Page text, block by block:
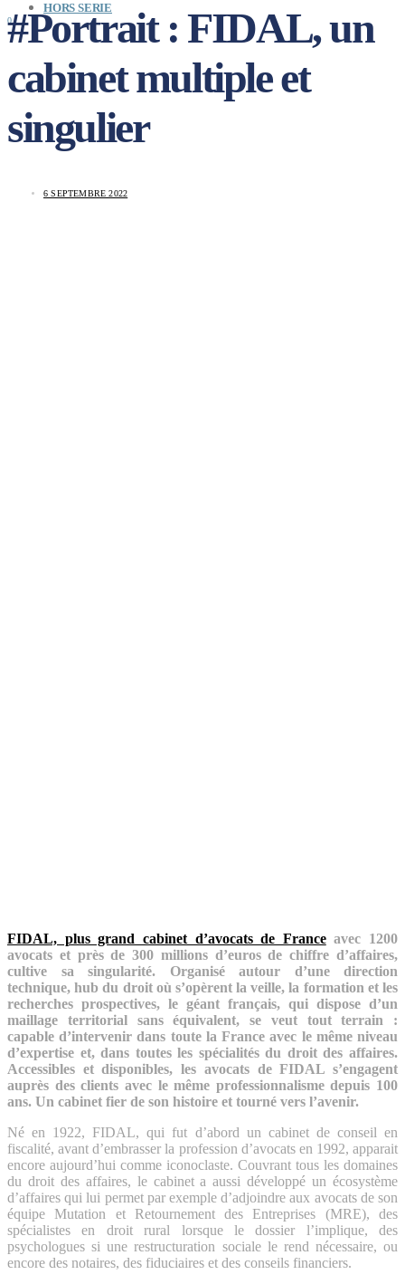
0
HORS SERIE
#Portrait : FIDAL, un
cabinet multiple et
singulier
6 SEPTEMBRE 2022
FIDAL, plus grand cabinet d’avocats de Franceavec 1200
avocats et près de 300 millions d’euros de chiffre d’affaires,
cultive sa singularité. Organisé autour d’une direction
technique,hub du droit où s’opèrent la veille, la formation et les
recherches prospectives, le géant français, qui dispose d’un
maillage territorial sans équivalent, se veut tout terrain :
capable d’intervenir dans toute la France avec le même niveau
d’expertise et, dans toutes les spécialités du droit des affaires.
Accessibles et disponibles, les avocats de FIDAL s’engagent
auprès des clients avec le même professionnalisme depuis 100
ans. Un cabinet fier de son histoire et tourné vers l’avenir.
Né en 1922, FIDAL, qui fut d’abord un cabinet de conseil en
fiscalité, avant d’embrasser la profession d’avocats en 1992, apparait
encore aujourd’hui comme iconoclaste. Couvrant tous les domaines
du droit des affaires, le cabinet a aussi développé un écosystème
d’affaires qui lui permet par exemple d’adjoindre aux avocats de son
équipe Mutation et Retournement des Entreprises (MRE), des
spécialistes en droit rural lorsque le dossier l’implique, des
psychologues si une restructuration sociale le rend nécessaire, ou
encore des notaires, des fiduciaires et des conseils financiers.